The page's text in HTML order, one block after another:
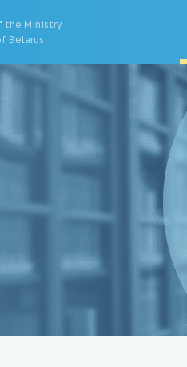
the Ministry
Belarus